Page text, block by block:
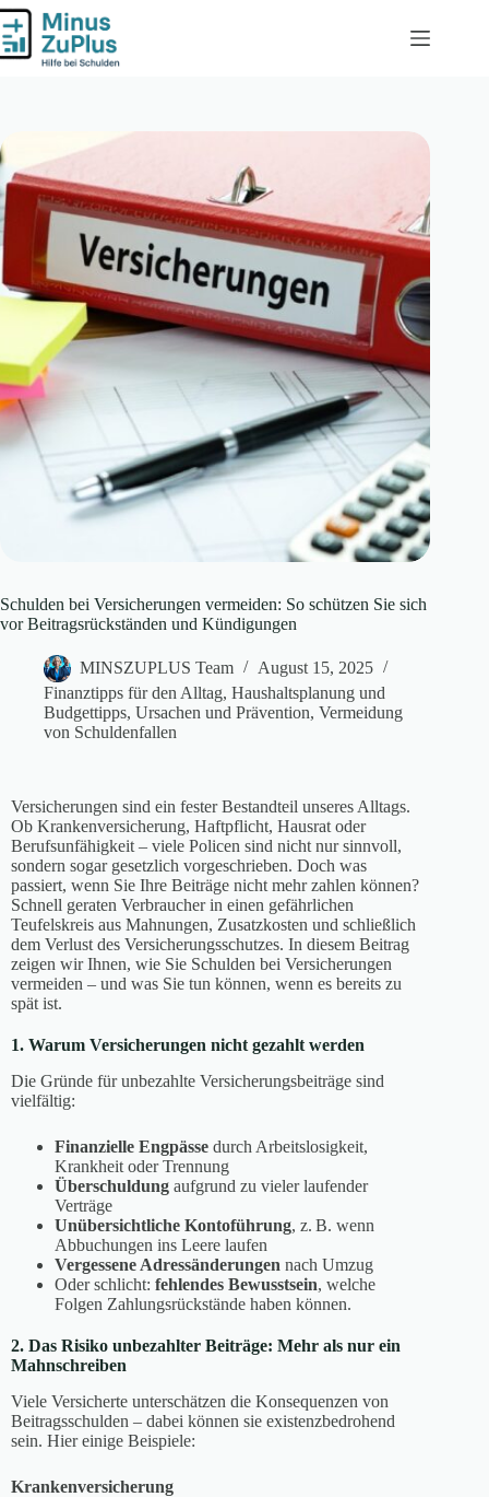
Schulden bei Versicherungen vermeiden: So schützen Sie sich
vor Beitragsrückständen und Kündigungen
MINSZUPLUS Team
August 15, 2025
Finanztipps für den Alltag, Haushaltsplanung und
Budgettipps, Ursachen und Prävention, Vermeidung
von Schuldenfallen
Versicherungen sind ein fester Bestandteil unseres Alltags.
Ob Krankenversicherung, Haftpflicht, Hausrat oder
Berufsunfähigkeit – viele Policen sind nicht nur sinnvoll,
sondern sogar gesetzlich vorgeschrieben. Doch was
passiert, wenn Sie Ihre Beiträge nicht mehr zahlen können?
Schnell geraten Verbraucher in einen gefährlichen
Teufelskreis aus Mahnungen, Zusatzkosten und schließlich
dem Verlust des Versicherungsschutzes. In diesem Beitrag
zeigen wir Ihnen, wie Sie Schulden bei Versicherungen
vermeiden – und was Sie tun können, wenn es bereits zu
spät ist.
1. Warum Versicherungen nicht gezahlt werden
Die Gründe für unbezahlte Versicherungsbeiträge sind
vielfältig:
Finanzielle Engpässe durch Arbeitslosigkeit,
Krankheit oder Trennung
Überschuldung aufgrund zu vieler laufender
Verträge
Unübersichtliche Kontoführung, z. B. wenn
Abbuchungen ins Leere laufen
Vergessene Adressänderungen nach Umzug
Oder schlicht: fehlendes Bewusstsein, welche
Folgen Zahlungsrückstände haben können.
2. Das Risiko unbezahlter Beiträge: Mehr als nur ein
Mahnschreiben
Viele Versicherte unterschätzen die Konsequenzen von
Beitragsschulden – dabei können sie existenzbedrohend
sein. Hier einige Beispiele:
Krankenversicherung